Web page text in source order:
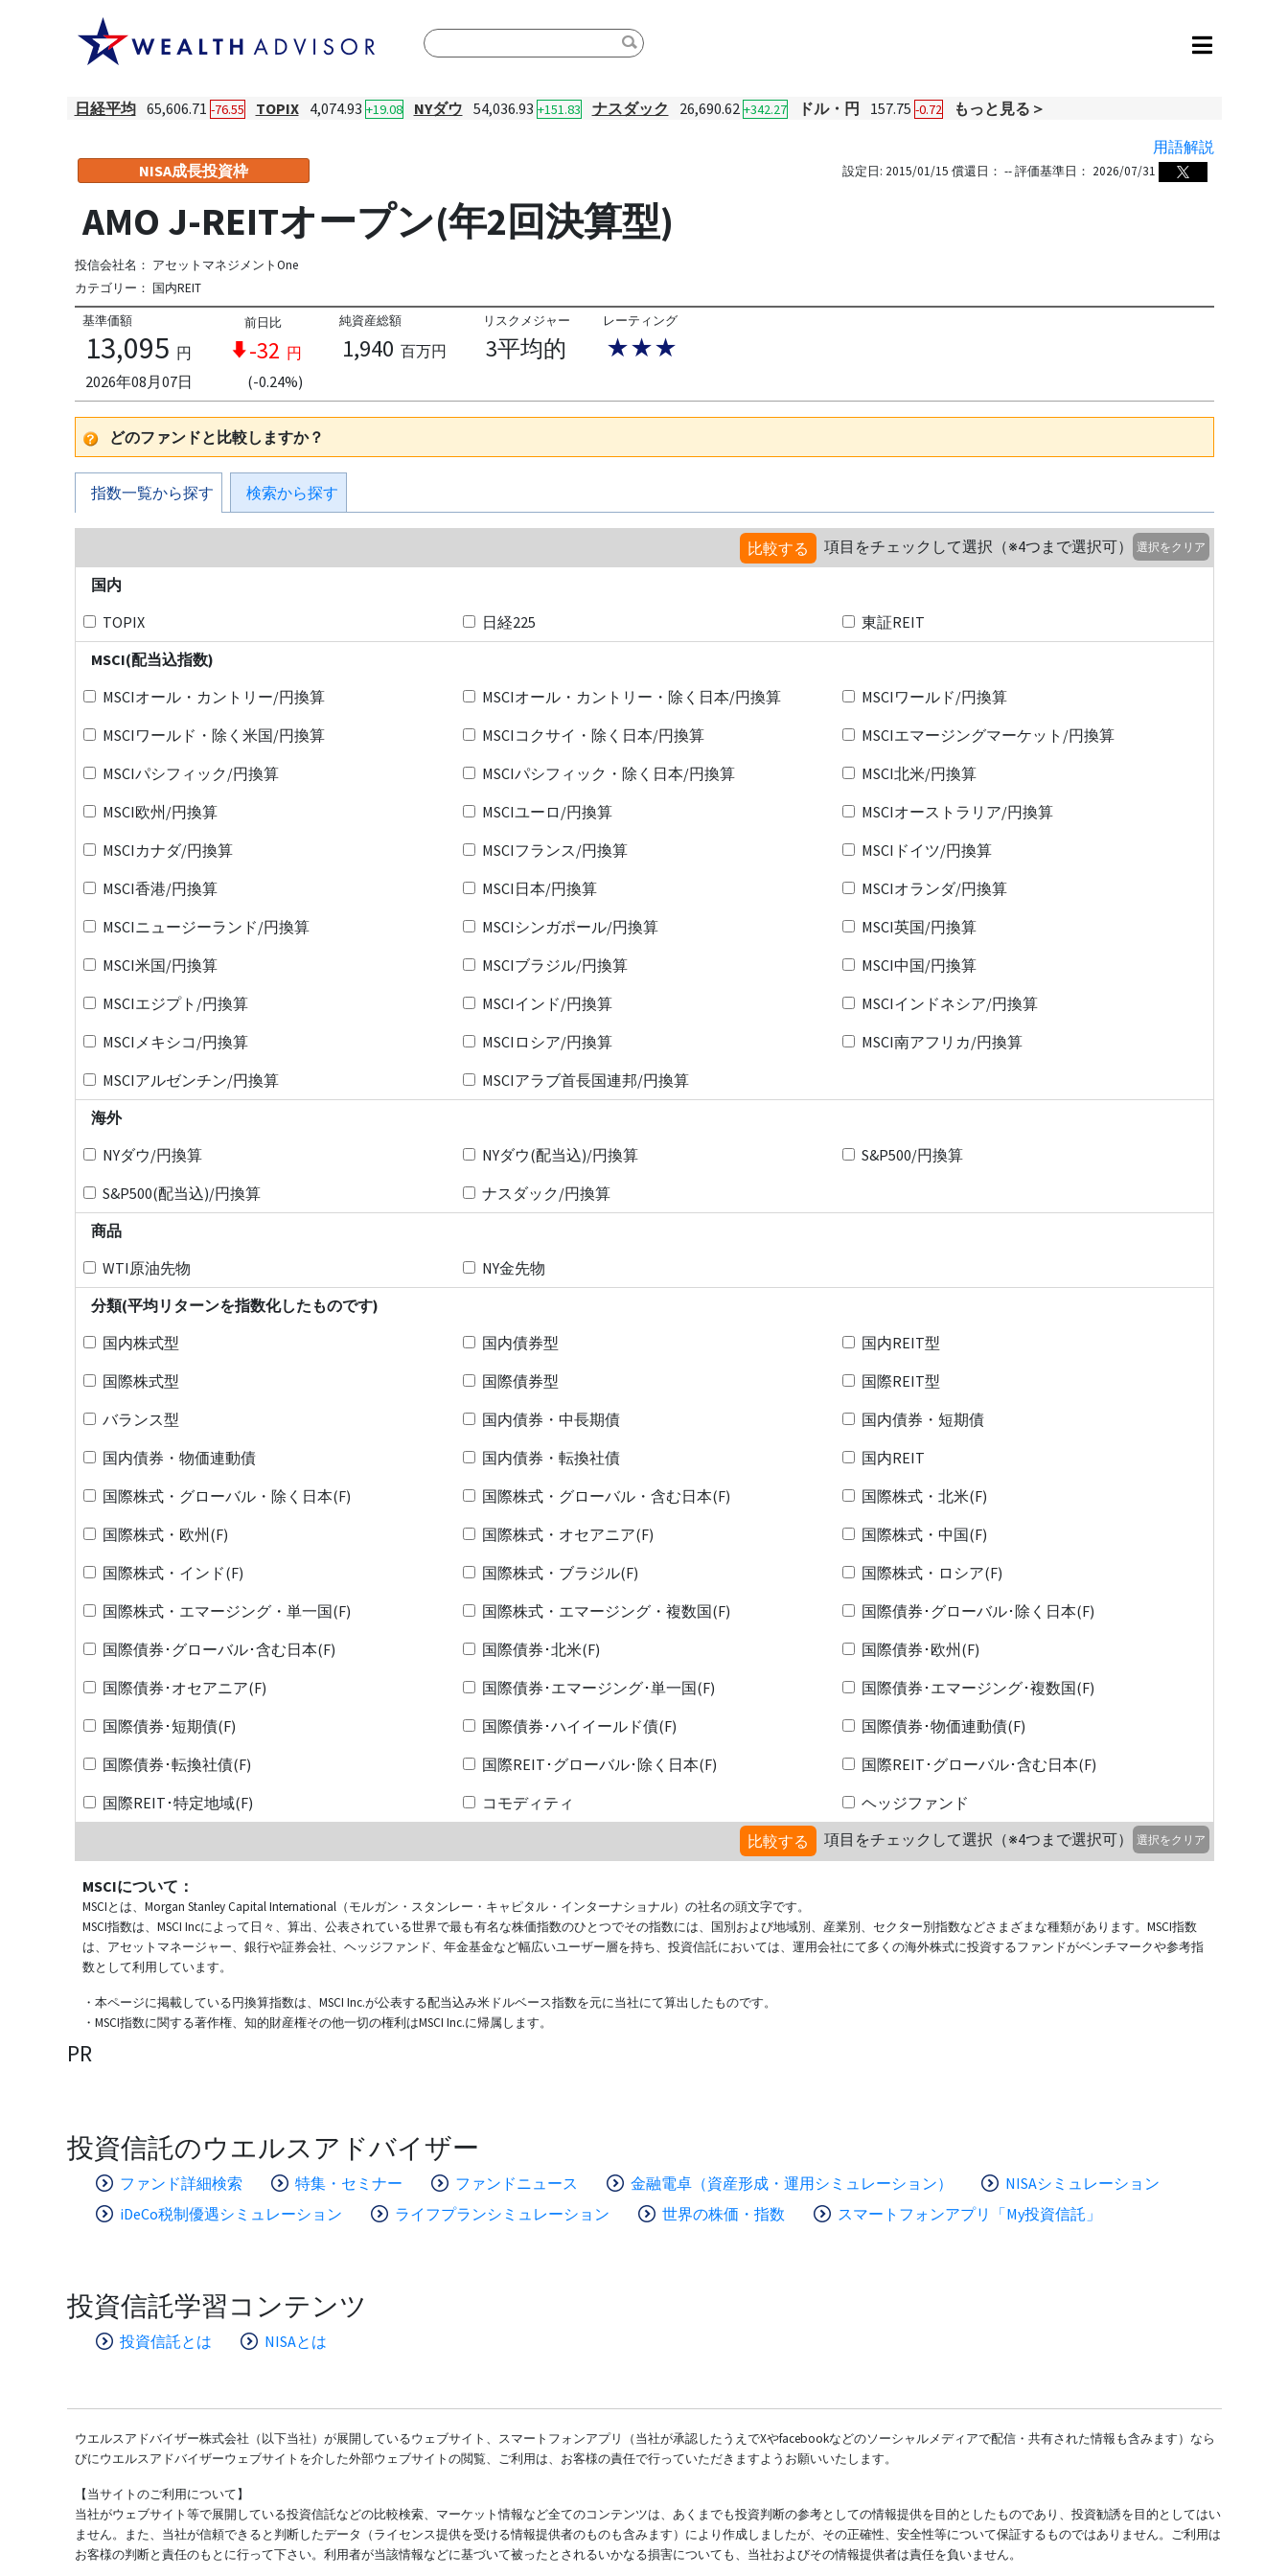
日経平均 65,606.71 -76.55 TOPIX 4,074.93 +19.08 NYダウ 54,036.93 +151.83 ナスダック 26,690.62 +342.27 ドル・円 157.75 -0.72
もっと見る＞
用語解説
NISA成長投資枠
設定日: 2015/01/15 償還日： -- 評価基準日： 2026/07/31
AMO J-REITオープン(年2回決算型)
投信会社名： アセットマネジメントOne
カテゴリー： 国内REIT
基準価額
13,095 円
2026年08月07日
前日比
-32 円
(-0.24%)
純資産総額
1,940 百万円
リスクメジャー
3平均的
レーティング
★★★
どのファンドと比較しますか？
指数一覧から探す 検索から探す
比較する 項目をチェックして選択（※4つまで選択可） 選択をクリア
国内
TOPIX
日経225
東証REIT
MSCI(配当込指数)
MSCIオール・カントリー/円換算
MSCIオール・カントリー・除く日本/円換算
MSCIワールド/円換算
MSCIワールド・除く米国/円換算
MSCIコクサイ・除く日本/円換算
MSCIエマージングマーケット/円換算
MSCIパシフィック/円換算
MSCIパシフィック・除く日本/円換算
MSCI北米/円換算
MSCI欧州/円換算
MSCIユーロ/円換算
MSCIオーストラリア/円換算
MSCIカナダ/円換算
MSCIフランス/円換算
MSCIドイツ/円換算
MSCI香港/円換算
MSCI日本/円換算
MSCIオランダ/円換算
MSCIニュージーランド/円換算
MSCIシンガポール/円換算
MSCI英国/円換算
MSCI米国/円換算
MSCIブラジル/円換算
MSCI中国/円換算
MSCIエジプト/円換算
MSCIインド/円換算
MSCIインドネシア/円換算
MSCIメキシコ/円換算
MSCIロシア/円換算
MSCI南アフリカ/円換算
MSCIアルゼンチン/円換算
MSCIアラブ首長国連邦/円換算
海外
NYダウ/円換算
NYダウ(配当込)/円換算
S&P500/円換算
S&P500(配当込)/円換算
ナスダック/円換算
商品
WTI原油先物
NY金先物
分類(平均リターンを指数化したものです)
国内株式型
国内債券型
国内REIT型
国際株式型
国際債券型
国際REIT型
バランス型
国内債券・中長期債
国内債券・短期債
国内債券・物価連動債
国内債券・転換社債
国内REIT
国際株式・グローバル・除く日本(F)
国際株式・グローバル・含む日本(F)
国際株式・北米(F)
国際株式・欧州(F)
国際株式・オセアニア(F)
国際株式・中国(F)
国際株式・インド(F)
国際株式・ブラジル(F)
国際株式・ロシア(F)
国際株式・エマージング・単一国(F)
国際株式・エマージング・複数国(F)
国際債券･グローバル･除く日本(F)
国際債券･グローバル･含む日本(F)
国際債券･北米(F)
国際債券･欧州(F)
国際債券･オセアニア(F)
国際債券･エマージング･単一国(F)
国際債券･エマージング･複数国(F)
国際債券･短期債(F)
国際債券･ハイイールド債(F)
国際債券･物価連動債(F)
国際債券･転換社債(F)
国際REIT･グローバル･除く日本(F)
国際REIT･グローバル･含む日本(F)
国際REIT･特定地域(F)
コモディティ
ヘッジファンド
比較する
項目をチェックして選択（※4つまで選択可） 選択をクリア
MSCIについて：
MSCIとは、Morgan Stanley Capital International（モルガン・スタンレー・キャピタル・インターナショナル）の社名の頭文字です。
MSCI指数は、MSCI Incによって日々、算出、公表されている世界で最も有名な株価指数のひとつでその指数には、国別および地域別、産業別、セクター別指数などさまざまな種類があります。MSCI指数
は、アセットマネージャー、銀行や証券会社、ヘッジファンド、年金基金など幅広いユーザー層を持ち、投資信託においては、運用会社にて多くの海外株式に投資するファンドがベンチマークや参考指
数として利用しています。
・本ページに掲載している円換算指数は、MSCI Inc.が公表する配当込み米ドルベース指数を元に当社にて算出したものです。
・MSCI指数に関する著作権、知的財産権その他一切の権利はMSCI Inc.に帰属します。
PR
投資信託のウエルスアドバイザー
ファンド詳細検索 特集・セミナー ファンドニュース 金融電卓（資産形成・運用シミュレーション）
NISAシミュレーション
iDeCo税制優遇シミュレーション
ライフプランシミュレーション 世界の株価・指数 スマートフォンアプリ「My投資信託」
投資信託学習コンテンツ
投資信託とは NISAとは
ウエルスアドバイザー株式会社（以下当社）が展開しているウェブサイト、スマートフォンアプリ（当社が承認したうえでXやfacebookなどのソーシャルメディアで配信・共有された情報も含みます）なら
びにウエルスアドバイザーウェブサイトを介した外部ウェブサイトの閲覧、ご利用は、お客様の責任で行っていただきますようお願いいたします。
【当サイトのご利用について】
当社がウェブサイト等で展開している投資信託などの比較検索、マーケット情報など全てのコンテンツは、あくまでも投資判断の参考としての情報提供を目的としたものであり、投資勧誘を目的としてはい
ません。また、当社が信頼できると判断したデータ（ライセンス提供を受ける情報提供者のものも含みます）により作成しましたが、その正確性、安全性等について保証するものではありません。ご利用は
お客様の判断と責任のもとに行って下さい。利用者が当該情報などに基づいて被ったとされるいかなる損害についても、当社およびその情報提供者は責任を負いません。